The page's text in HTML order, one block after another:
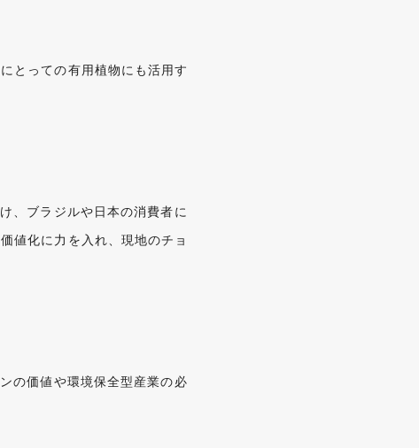
とっての有用植物にも活用す
、ブラジルや日本の消費者に
値化に力を入れ、現地のチョ
の価値や環境保全型産業の必